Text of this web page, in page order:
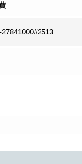
27841000#2513